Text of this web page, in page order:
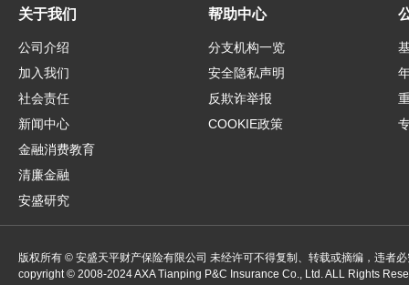
关于我们
公司介绍
加入我们
社会责任
新闻中心
金融消费教育
清廉金融
安盛研究
帮助中心
分支机构一览
安全隐私声明
反欺诈举报
COOKIE政策
版权所有 © 安盛天平财产保险有限公司 未经许可不得复制、转载或摘编，违者
copyright © 2008-2024AXA Tianping P&C Insurance Co., Ltd. ALL Rights